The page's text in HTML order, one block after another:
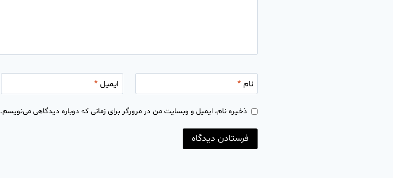
نام* ایمیل *
ذخیره نام، ایمیل و وبسایت من در مرورگر برای زمانی که دوباره دیدگاهی می‌نویسم.